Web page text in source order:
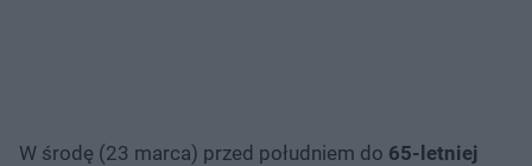
W środę (23 marca) przed południem do 65-letniej